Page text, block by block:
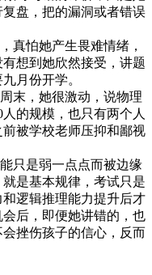
盘，把的漏洞或者错误
怕她产生畏难情绪，
想到她欣然接受，讲题
月份开学。
末，她很激动，说物理
的规模，也只有两个人
被学校老师压抑和鄙视
只是弱一点点而被边缘
是基本规律，考试只是
逻辑推理能力提升后才
后，即便她讲错的，也
挫伤孩子的信心，反而